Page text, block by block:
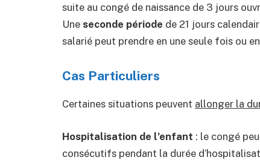
suite au congé de naissance de 3 jours
Une seconde période de 21 jours
salarié peut prendre en une seule fois ou
Cas Particuliers
Certaines situations peuvent allonger la
Hospitalisation de l’enfant : le congé
consécutifs pendant la durée